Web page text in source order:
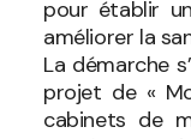
pour établir
améliorer la
La démarche
projet de «
cabinets de